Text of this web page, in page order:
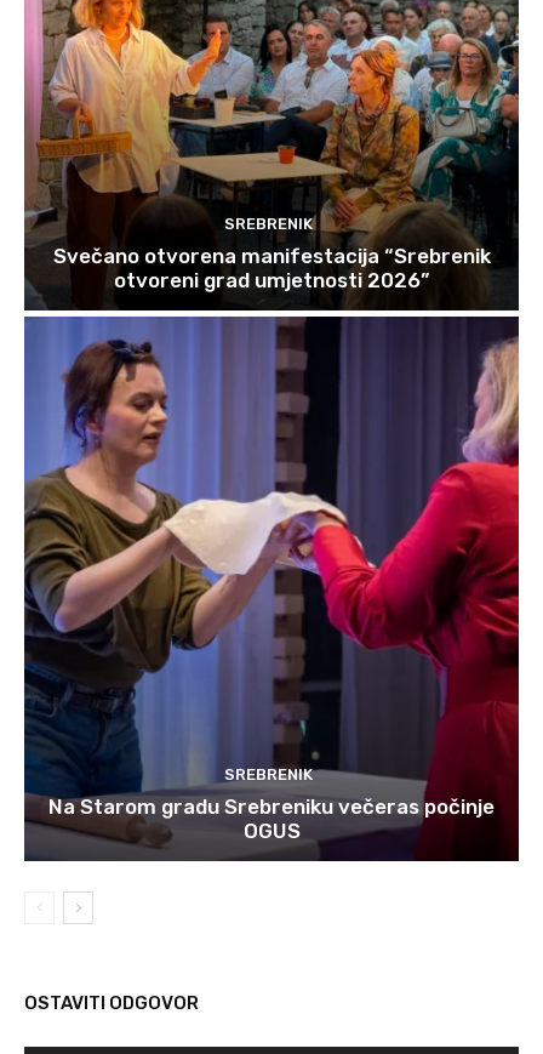
SREBRENIK
Svečano otvorena manifestacija “Srebrenik
otvoreni grad umjetnosti 2026”
SREBRENIK
Na Starom gradu Srebreniku večeras počinje
OGUS
OSTAVITI ODGOVOR